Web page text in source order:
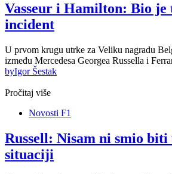
Vasseur i Hamilton: Bio
incident
U prvom krugu utrke za Veliku nagradu
između Mercedesa Georgea Russella i
byIgor Šestak
Pročitaj više
Novosti F1
Russell: Nisam ni smio
situaciji